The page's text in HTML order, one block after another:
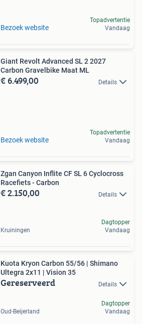
Bezoek website
Topadvertentie
Vandaag
Giant Revolt Advanced SL 2 2027
Carbon Gravelbike Maat ML
€ 6.499,00 Details
Bezoek website
Topadvertentie
Vandaag
Zgan Canyon Inflite CF SL 6 Cyclocross
Racefiets - Carbon
€ 2.150,00 Details
Kruiningen
Dagtopper
Vandaag
Kuota Kryon Carbon 55/56 | Shimano
Ultegra 2x11 | Vision 35
Gereserveerd Details
Oud-Beijerland
Dagtopper
Vandaag